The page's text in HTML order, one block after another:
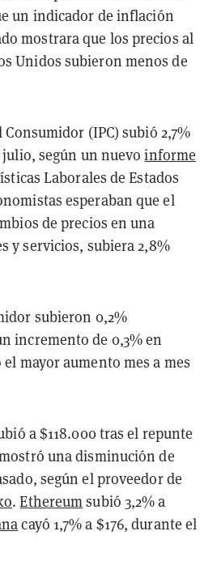
un indicador de inflación
mostrara que los precios al
Unidos subieron menos de
(IPC) subió 2,7%
julio, según un nuevoinforme
Laborales de Estados
esperaban que el
de precios en una
y servicios, subiera 2,8%
subieron 0,2%
incremento de 0,3% en
mayor aumento mes a mes
a $118.000 tras el repunte
una disminución de
según el proveedor de
.Ethereumsubió 3,2% a
cayó 1,7% a $176, durante el